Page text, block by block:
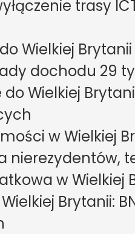
trasy
Wielkiej
dochodu 29
Wielkiej
w Wielkiej
nierezydentów,
w Wielkiej
Brytanii: